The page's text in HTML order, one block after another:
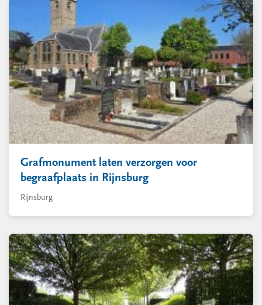
Grafmonument laten verzorgen voor
begraafplaats in Rijnsburg
Rijnsburg